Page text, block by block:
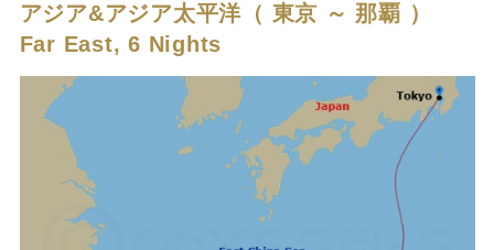
アジア&アジア太平洋（ 東京 ～ 那覇 ）
Far East, 6 Nights